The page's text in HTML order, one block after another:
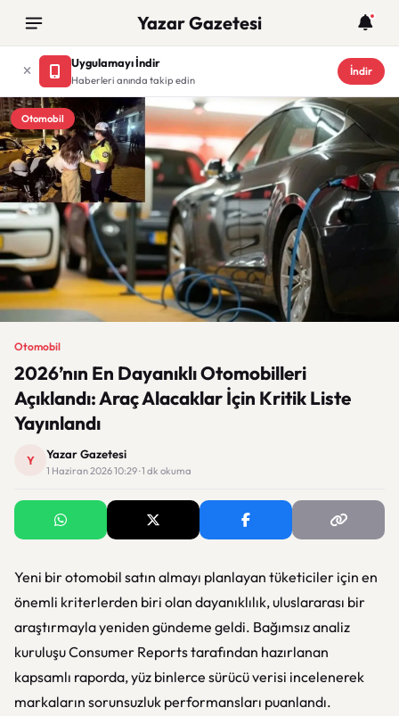
Yazar Gazetesi
Uygulamayı İndir
Haberleri anında takip edin
İndir
Otomobil
Otomobil
2026’nın En Dayanıklı Otomobilleri
Açıklandı: Araç Alacaklar İçin Kritik Liste
Yayınlandı
Y Yazar Gazetesi
1 Haziran 2026 10:29 · 1 dk okuma
Yeni bir otomobil satın almayı planlayan tüketiciler için en
önemli kriterlerden biri olan dayanıklılık, uluslararası bir
araştırmayla yeniden gündeme geldi. Bağımsız analiz
kuruluşu Consumer Reports tarafından hazırlanan
kapsamlı raporda, yüz binlerce sürücü verisi incelenerek
markaların sorunsuzluk performansları puanlandı.